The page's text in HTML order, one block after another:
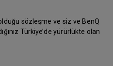
sözleşme ve siz ve BenQ
Türkiye’de yürürlükte olan